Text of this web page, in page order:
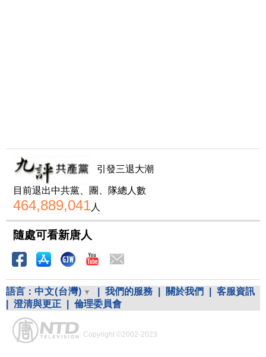
引發三退大潮
目前退出中共黨、團、隊總人數
464,889,041人
隨處可看新唐人
語言： 中文(台灣) 我們的服務 關於我們
客服資訊
澄清與更正 倫理委員會
Copyright ©2002-2023